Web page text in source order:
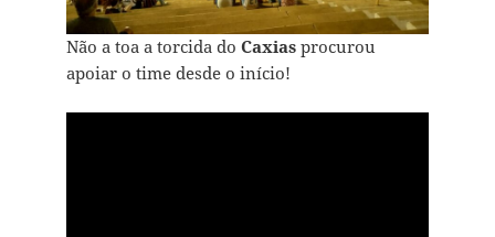
Não a toa a torcida do Caxiasprocurou
apoiar o time desde o início!